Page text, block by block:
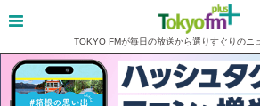
TOKYO FMが毎日の放送から選りすぐりのニ